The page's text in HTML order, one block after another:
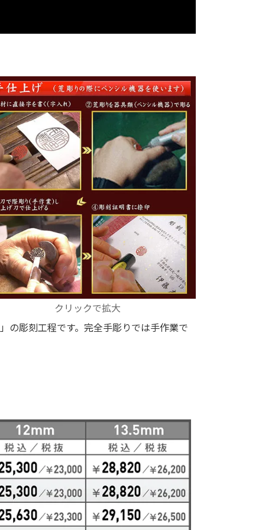
クリックで拡大
の彫刻工程です。完全手彫りでは手作業で